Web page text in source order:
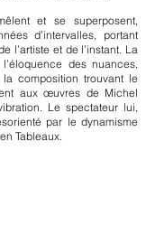
et se superposent,
d’intervalles, portant
l’artiste et de l’instant. La
des nuances,
composition trouvant le
aux œuvres de Michel
Le spectateur lui,
par le dynamisme
Tableaux.